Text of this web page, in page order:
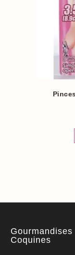
Gourmandises
Coquines